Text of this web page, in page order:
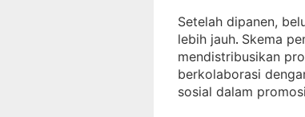
Setelah dipanen,
lebih jauh. Skema
mendistribusikan
berkolaborasi
sosial dalam